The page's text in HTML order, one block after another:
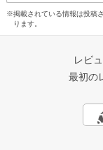
※掲載されている情報は投稿
ります。
レビ
最初の